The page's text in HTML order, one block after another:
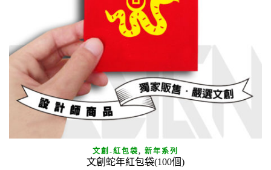
文創-紅包袋, 新年系列
文創蛇年紅包袋(100個)